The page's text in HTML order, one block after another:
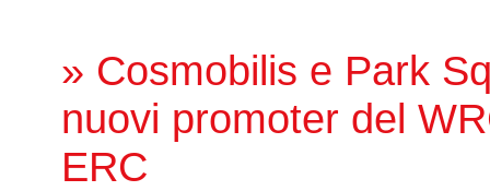
» Cosmobilis e Park
nuovi promoter del
ERC